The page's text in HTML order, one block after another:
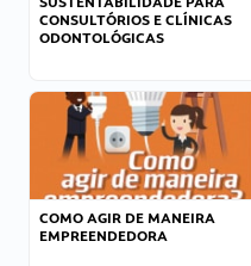
CONSULTÓRIOS E CLÍNICAS
ODONTOLÓGICAS
COMO AGIR DE MANEIRA
EMPREENDEDORA